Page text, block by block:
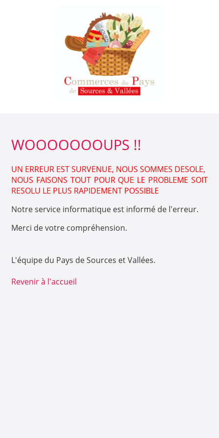
WOOOOOOOUPS !!
UN ERREUR EST SURVENUE, NOUS SOMMES DESOLE,
NOUS FAISONS TOUT POUR QUE LE PROBLEME SOIT
RESOLU LE PLUS RAPIDEMENT POSSIBLE
Notre service informatique est informé de l'erreur.
Merci de votre compréhension.
L'équipe du Pays de Sources et Vallées.
Revenir à l'accueil